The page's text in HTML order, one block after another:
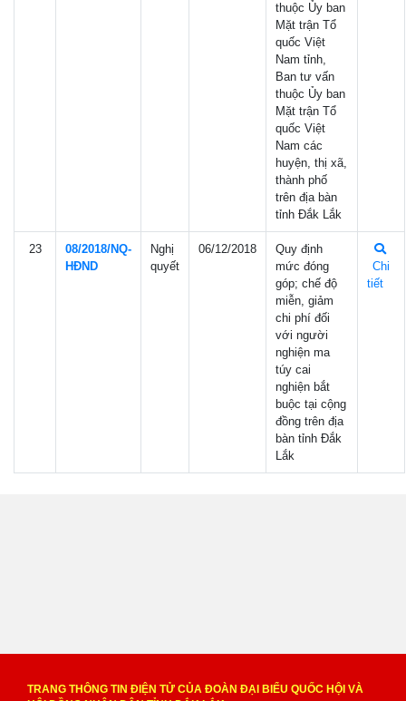
thuộc Ủy ban
Mặt trận Tổ
quốc Việt
Nam tỉnh,
Ban tư vấn
thuộc Ủy ban
Mặt trận Tổ
quốc Việt
Nam các
huyện, thị xã,
thành phố
trên địa bàn
tỉnh Đắk Lắk
23
08/2018/NQ-
HÐND
Nghị
quyết
06/12/2018
Quy định
mức đóng
góp; chế độ
miễn, giảm
chi phí đối
với người
nghiện ma
túy cai
nghiện bắt
buộc tại cộng
đồng trên địa
bàn tỉnh Đắk
Lắk
Chi
tiết
TRANG THÔNG TIN ĐIỆN TỬ CỦA ĐOÀN ĐẠI BIỂU QUỐC HỘI VÀ